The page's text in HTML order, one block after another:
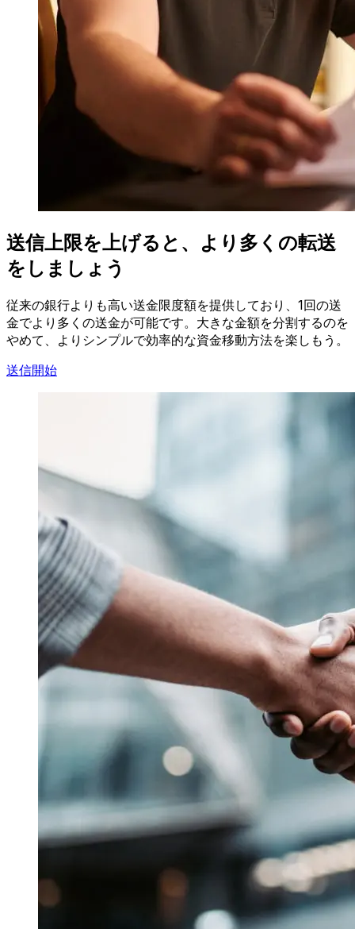
送信上限を上げると、より多くの転送
をしましょう
従来の銀行よりも高い送金限度額を提供しており、1回の送
金でより多くの送金が可能です。大きな金額を分割するのを
やめて、よりシンプルで効率的な資金移動方法を楽しもう。
送信開始